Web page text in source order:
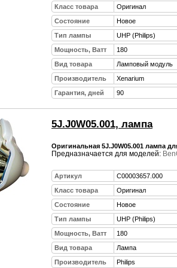
Класс товара
Оригинал
Состояние
Новое
Тип лампы
UHP (Philips)
Мощность, Ватт
180
Вид товара
Ламповый модуль
Производитель
Xenarium
Гарантия, дней
90
5J.J0W05.001, лампа
Оригинальная 5J.J0W05.001 лампа
Предназначается для моделей:
Артикул
C00003657.000
Класс товара
Оригинал
Состояние
Новое
Тип лампы
UHP (Philips)
Мощность, Ватт
180
Вид товара
Лампа
Производитель
Philips